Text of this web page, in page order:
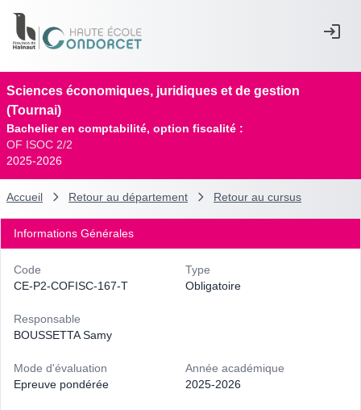
Sciences économiques, juridiques et de gestion
(Tournai)
Bachelier en comptabilité, option fiscalité :
OF ISOC 2/2
2025-2026
Accueil Retour au département Retour au cursus
Informations Générales
Code
CE-P2-COFISC-167-T
Type
Obligatoire
Responsable
BOUSSETTA Samy
Mode d'évaluation
Epreuve pondérée
Année académique
2025-2026